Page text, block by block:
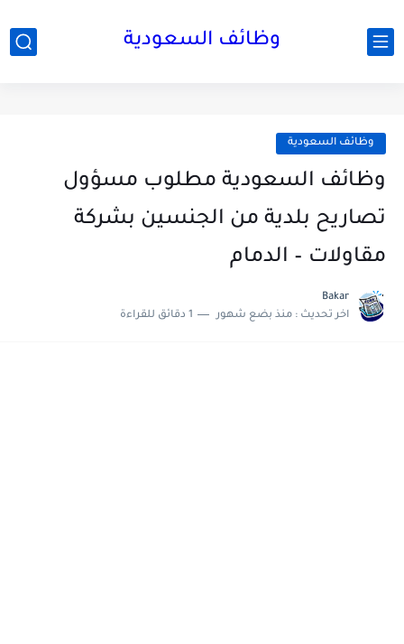
وظائف السعودية
وظائف السعودية
وظائف السعودية مطلوب مسؤول
تصاريح بلدية من الجنسين بشركة
مقاولات – الدمام
Bakar
اخر تحديث : منذ بضع شهور 1 دقائق للقراءة